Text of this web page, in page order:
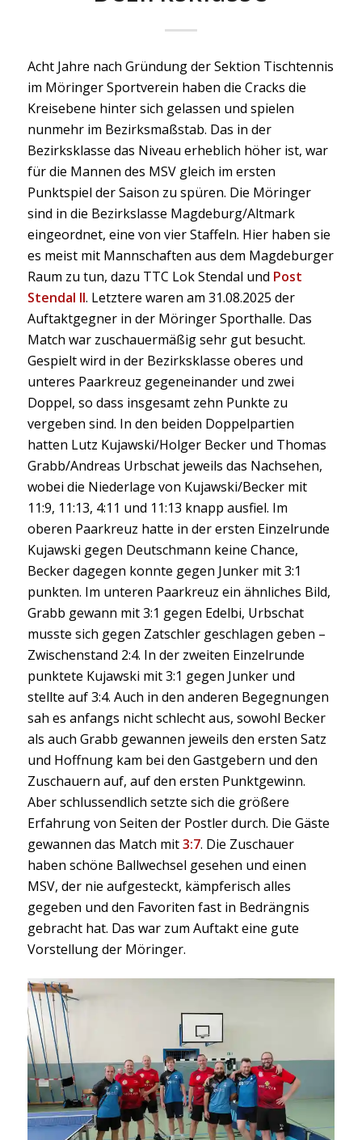
Acht Jahre nach Gründung der Sektion Tischtennis
im Möringer Sportverein haben die Cracks die
Kreisebene hinter sich gelassen und spielen
nunmehr im Bezirksmaßstab. Das in der
Bezirksklasse das Niveau erheblich höher ist, war
für die Mannen des MSV gleich im ersten
Punktspiel der Saison zu spüren. Die Möringer
sind in die Bezirkslasse Magdeburg/Altmark
eingeordnet, eine von vier Staffeln. Hier haben sie
es meist mit Mannschaften aus dem Magdeburger
Raum zu tun, dazu TTC Lok Stendal und Post
Stendal II. Letztere waren am 31.08.2025 der
Auftaktgegner in der Möringer Sporthalle. Das
Match war zuschauermäßig sehr gut besucht.
Gespielt wird in der Bezirksklasse oberes und
unteres Paarkreuz gegeneinander und zwei
Doppel, so dass insgesamt zehn Punkte zu
vergeben sind. In den beiden Doppelpartien
hatten Lutz Kujawski/Holger Becker und Thomas
Grabb/Andreas Urbschat jeweils das Nachsehen,
wobei die Niederlage von Kujawski/Becker mit
11:9, 11:13, 4:11 und 11:13 knapp ausfiel. Im
oberen Paarkreuz hatte in der ersten Einzelrunde
Kujawski gegen Deutschmann keine Chance,
Becker dagegen konnte gegen Junker mit 3:1
punkten. Im unteren Paarkreuz ein ähnliches Bild,
Grabb gewann mit 3:1 gegen Edelbi, Urbschat
musste sich gegen Zatschler geschlagen geben –
Zwischenstand 2:4. In der zweiten Einzelrunde
punktete Kujawski mit 3:1 gegen Junker und
stellte auf 3:4. Auch in den anderen Begegnungen
sah es anfangs nicht schlecht aus, sowohl Becker
als auch Grabb gewannen jeweils den ersten Satz
und Hoffnung kam bei den Gastgebern und den
Zuschauern auf, auf den ersten Punktgewinn.
Aber schlussendlich setzte sich die größere
Erfahrung von Seiten der Postler durch. Die Gäste
gewannen das Match mit3:7. Die Zuschauer
haben schöne Ballwechsel gesehen und einen
MSV, der nie aufgesteckt, kämpferisch alles
gegeben und den Favoriten fast in Bedrängnis
gebracht hat. Das war zum Auftakt eine gute
Vorstellung der Möringer.